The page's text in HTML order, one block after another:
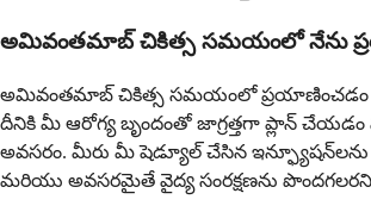
అమివంతమాబ్ చికిత్స సమయంలో నేను
అమివంతమాబ్ చికిత్స సమయంలో
దీనికి మీ ఆరోగ్య బృందంతో జాగ్రత్తగా ప్లాన్
అవసరం. మీరు మీ షెడ్యూల్ చేసిన ఇన్ఫ్యూషన్‌లను
మరియు అవసరమైతే వైద్య సంరక్షణను